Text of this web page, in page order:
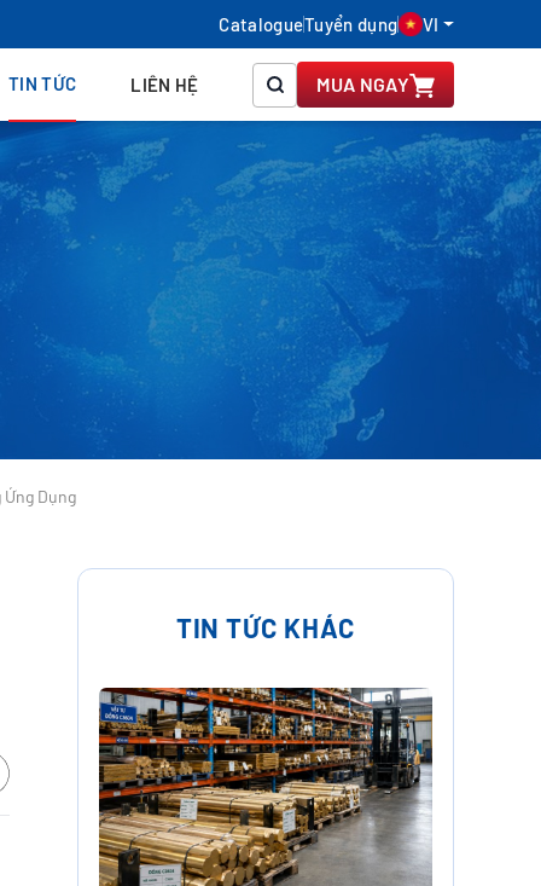
CatalogueTuyển dụng VI
TIN TỨC LIÊN HỆ MUA NGAY
Dụng
TIN TỨC KHÁC